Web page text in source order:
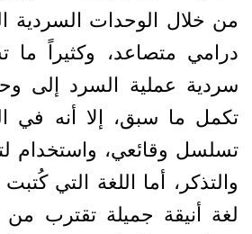
من خلال الوحدات السردية
درامي متصاعد، وكثيراً ما
سردية عملية السرد إلى
تكمل ما سبق، إلا أنه في
تسلسل وقائعي، واستخدام
والتذكر، أما اللغة التي
لغة أنيقة جميلة تقترب